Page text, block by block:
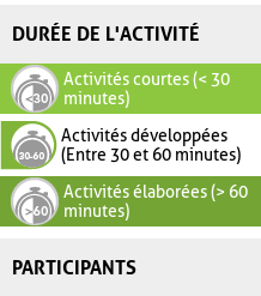
DURÉE DE L'ACTIVITÉ
Activités courtes (< 30
minutes)
Activités développées
(Entre 30 et 60 minutes)
Activités élaborées (> 60
minutes)
PARTICIPANTS